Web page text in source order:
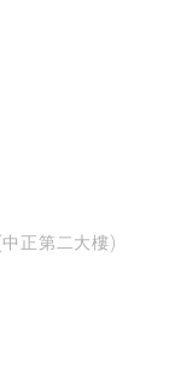
正第二大樓)